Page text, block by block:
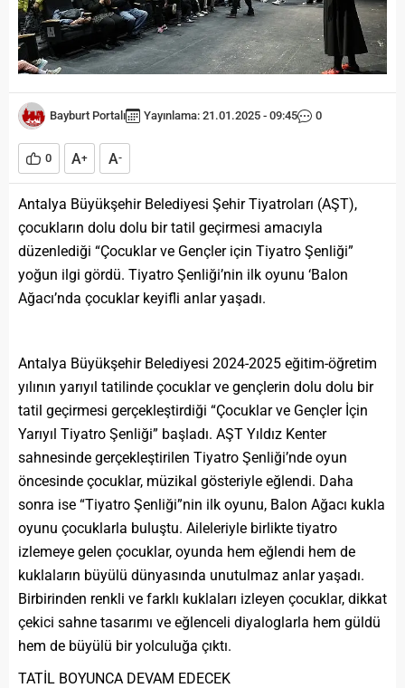
Bayburt Portalı Yayınlama: 21.01.2025 - 09:45 0
0 A+ A-
Antalya Büyükşehir Belediyesi Şehir Tiyatroları (AŞT),
çocukların dolu dolu bir tatil geçirmesi amacıyla
düzenlediği “Çocuklar ve Gençler için Tiyatro Şenliği”
yoğun ilgi gördü. Tiyatro Şenliği’nin ilk oyunu ‘Balon
Ağacı’nda çocuklar keyifli anlar yaşadı.
Antalya Büyükşehir Belediyesi 2024-2025 eğitim-öğretim
yılının yarıyıl tatilinde çocuklar ve gençlerin dolu dolu bir
tatil geçirmesi gerçekleştirdiği “Çocuklar ve Gençler İçin
Yarıyıl Tiyatro Şenliği” başladı. AŞT Yıldız Kenter
sahnesinde gerçekleştirilen Tiyatro Şenliği’nde oyun
öncesinde çocuklar, müzikal gösteriyle eğlendi. Daha
sonra ise “Tiyatro Şenliği”nin ilk oyunu, Balon Ağacı kukla
oyunu çocuklarla buluştu. Aileleriyle birlikte tiyatro
izlemeye gelen çocuklar, oyunda hem eğlendi hem de
kuklaların büyülü dünyasında unutulmaz anlar yaşadı.
Birbirinden renkli ve farklı kuklaları izleyen çocuklar, dikkat
çekici sahne tasarımı ve eğlenceli diyaloglarla hem güldü
hem de büyülü bir yolculuğa çıktı.
TATİL BOYUNCA DEVAM EDECEK